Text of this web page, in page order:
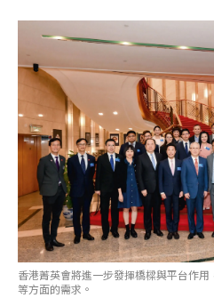
香港菁英會將進一步發揮橋樑與平台作
等方面的需求。